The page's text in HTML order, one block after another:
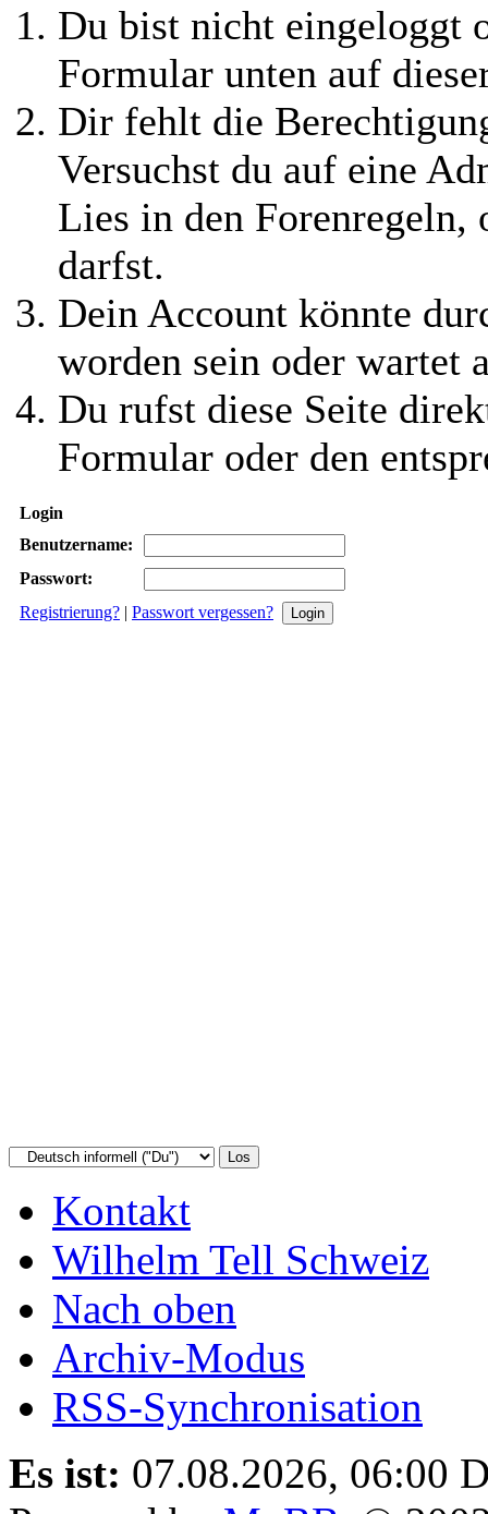
Du bist nicht eingeloggt
Formular unten auf
Dir fehlt die
Versuchst du auf eine
Lies in den Forenregeln,
darfst.
Dein Account könnte
worden sein oder wartet
Du rufst diese Seite
Formular oder den
Login
Benutzername:
Passwort:
Registrierung? | Passwort vergessen?
Kontakt
Wilhelm Tell Schweiz
Nach oben
Archiv-Modus
RSS-Synchronisation
Es ist: 07.08.2026, 06:00